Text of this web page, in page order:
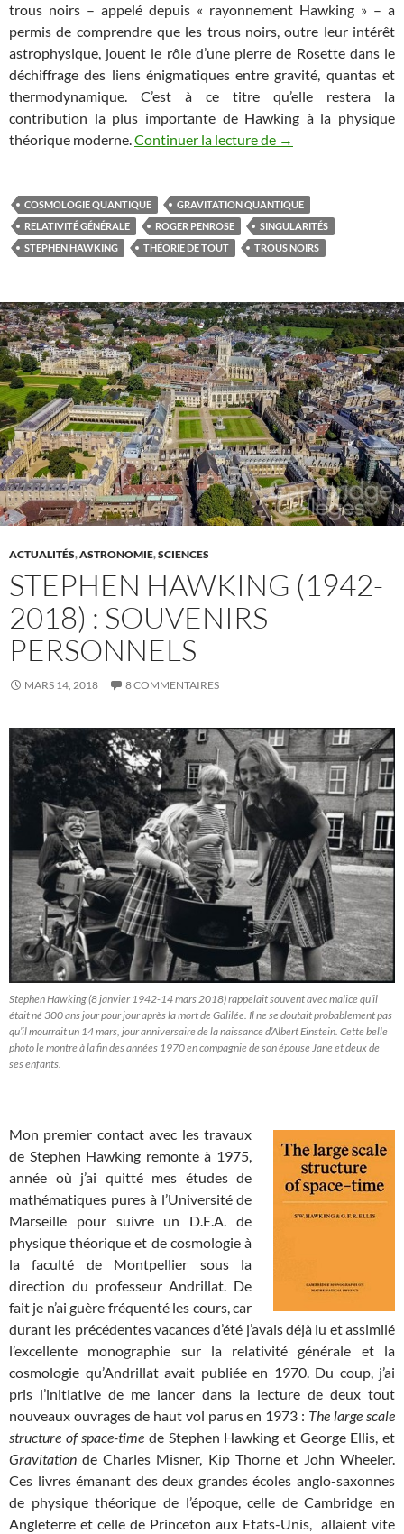
trous noirs – appelé depuis « rayonnement Hawking » – a
permis de comprendre que les trous noirs, outre leur intérêt
astrophysique, jouent le rôle d’une pierre de Rosette dans le
déchiffrage des liens énigmatiques entre gravité, quantas et
thermodynamique. C’est à ce titre qu’elle restera la
contribution la plus importante de Hawking à la physique
théorique moderne. Continuer la lecture de Stephen Hawking
→
COSMOLOGIE QUANTIQUE
GRAVITATION QUANTIQUE
RELATIVITÉ GÉNÉRALE
ROGER PENROSE
SINGULARITÉS
STEPHEN HAWKING
THÉORIE DE TOUT TROUS NOIRS
ACTUALITÉS,ASTRONOMIE,SCIENCES
STEPHEN HAWKING (1942-
2018) : SOUVENIRS
PERSONNELS
MARS 14, 2018 8 COMMENTAIRES
Stephen Hawking (8 janvier 1942-14 mars 2018) rappelait souvent avec malice qu’il
était né 300 ans jour pour jour après la mort de Galilée. Il ne se doutait probablement pas
qu’il mourrait un 14 mars, jour anniversaire de la naissance d’Albert Einstein. Cette belle
photo le montre à la fin des années 1970 en compagnie de son épouse Jane et deux de
ses enfants.
Mon premier contact avec les travaux
de Stephen Hawking remonte à 1975,
année où j’ai quitté mes études de
mathématiques pures à l’Université de
Marseille pour suivre un D.E.A. de
physique théorique et de cosmologie à
la faculté de Montpellier sous la
direction du professeur Andrillat. De
fait je n’ai guère fréquenté les cours, car
durant les précédentes vacances d’été j’avais déjà lu et assimilé
l’excellente monographie sur la relativité générale et la
cosmologie qu’Andrillat avait publiée en 1970. Du coup, j’ai
pris l’initiative de me lancer dans la lecture de deux tout
nouveaux ouvrages de haut vol parus en 1973 : The large scale
structure of space-time de Stephen Hawking et George Ellis, et
Gravitation de Charles Misner, Kip Thorne et John Wheeler.
Ces livres émanant des deux grandes écoles anglo-saxonnes
de physique théorique de l’époque, celle de Cambridge en
Angleterre et celle de Princeton aux Etats-Unis, allaient vite